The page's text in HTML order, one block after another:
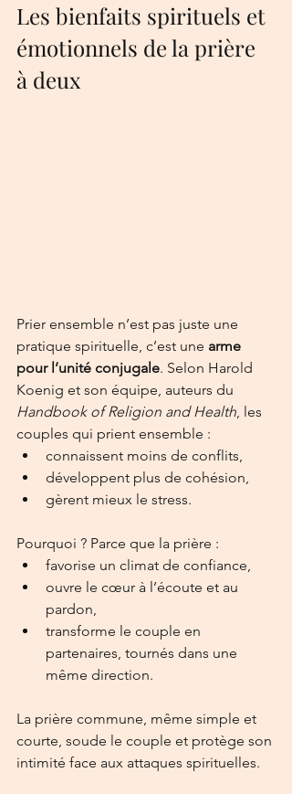
Les bienfaits spirituels et
émotionnels de la prière
à deux
Prier ensemble n’est pas juste une
pratique spirituelle, c’est une arme
pour l’unité conjugale. Selon Harold
Koenig et son équipe, auteurs du
Handbook of Religion and Health , les
couples qui prient ensemble :
connaissent moins de conflits,
développent plus de cohésion,
gèrent mieux le stress.
Pourquoi ? Parce que la prière :
favorise un climat de confiance,
ouvre le cœur à l’écoute et au
pardon,
transforme le couple en
partenaires, tournés dans une
même direction.
La prière commune, même simple et
courte, soude le couple et protège son
intimité face aux attaques spirituelles.